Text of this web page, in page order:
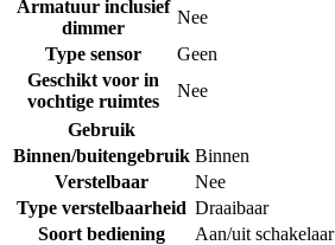
Armatuur inclusief
dimmer
Nee
Type sensor
Geen
Geschikt voor in
vochtige ruimtes
Nee
Gebruik
Binnen/buitengebruik Binnen
Verstelbaar
Nee
Type verstelbaarheid Draaibaar
Soort bediening
Aan/uit schakelaar